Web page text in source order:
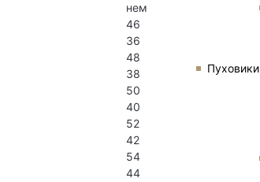
Пуховики
нем
46
36
48
38
50
40
52
42
54
44